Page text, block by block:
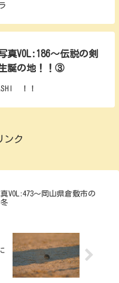
真VOL:186～伝説の剣
誕の地！！③
！！
ンク
VOL:473～岡山県倉敷市の